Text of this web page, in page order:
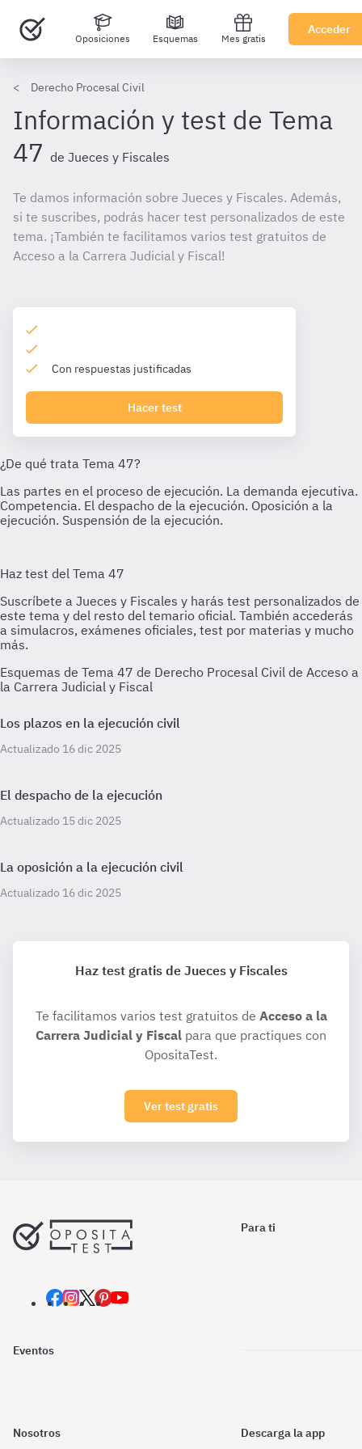
Oposiciones Esquemas Mes gratis
Acceder
Derecho Procesal Civil
Información y test de Tema
47 de Jueces y Fiscales
Te damos información sobre Jueces y Fiscales. Además,
si te suscribes, podrás hacer test personalizados de este
tema. ¡También te facilitamos varios test gratuitos de
Acceso a la Carrera Judicial y Fiscal!
Con respuestas justificadas
Hacer test
Esquemas de Tema 47 de Derecho Procesal Civil de Acceso a
la Carrera Judicial y Fiscal
Los plazos en la ejecución civil
Actualizado 16 dic 2025
El despacho de la ejecución
Actualizado 15 dic 2025
La oposición a la ejecución civil
Actualizado 16 dic 2025
Haz test gratis de Jueces y Fiscales
Te facilitamos varios test gratuitos de Acceso a la
Carrera Judicial y Fiscal para que practiques con
OpositaTest.
Ver test gratis
Para ti
Eventos
Nosotros Descarga la app